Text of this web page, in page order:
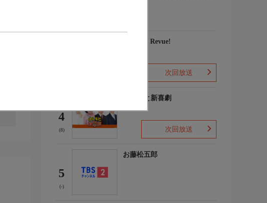
愛, Love Revue!
次回放送
4
(8)
よしもと新喜劇
次回放送
5
(-)
お藤松五郎